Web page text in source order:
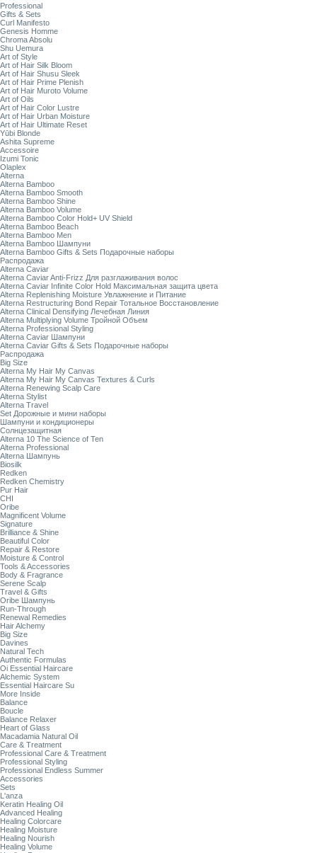
Professional
Gifts & Sets
Curl Manifesto
Genesis Homme
Chroma Absolu
Shu Uemura
Art of Style
Art of Hair Silk Bloom
Art of Hair Shusu Sleek
Art of Hair Prime Plenish
Art of Hair Muroto Volume
Art of Oils
Art of Hair Color Lustre
Art of Hair Urban Moisture
Art of Hair Ultimate Reset
Yūbi Blonde
Ashita Supreme
Accessoire
Izumi Tonic
Olaplex
Alterna
Alterna Bamboo
Alterna Bamboo Smooth
Alterna Bamboo Shine
Alterna Bamboo Volume
Alterna Bamboo Color Hold+ UV Shield
Alterna Bamboo Beach
Alterna Bamboo Men
Alterna Bamboo Шампуни
Alterna Bamboo Gifts & Sets Подарочные наборы
Распродажа
Alterna Caviar
Alterna Caviar Anti-Frizz Для разглаживания волос
Alterna Caviar Infinite Color Hold Максимальная защита цвета
Alterna Replenishing Moisture Увлажнение и Питание
Alterna Restructuring Bond Repair Тотальное Восстановление
Alterna Clinical Densifying Лечебная Линия
Alterna Multiplying Volume Тройной Объем
Alterna Professional Styling
Alterna Caviar Шампуни
Alterna Caviar Gifts & Sets Подарочные наборы
Распродажа
Big Size
Alterna My Hair My Canvas
Alterna My Hair My Canvas Textures & Curls
Alterna Renewing Scalp Care
Alterna Stylist
Alterna Travel
Set Дорожные и мини наборы
Шампуни и кондиционеры
Солнцезащитная
Alterna 10 The Science of Ten
Alterna Professional
Alterna Шампунь
Biosilk
Redken
Redken Chemistry
Pur Hair
CHI
Oribe
Magnificent Volume
Signature
Brilliance & Shine
Beautiful Color
Repair & Restore
Moisture & Control
Tools & Accessories
Body & Fragrance
Serene Scalp
Travel & Gifts
Oribe Шампунь
Run-Through
Renewal Remedies
Hair Alchemy
Big Size
Davines
Natural Tech
Authentic Formulas
Oi Essential Haircare
Alchemic System
Essential Haircare Su
More Inside
Balance
Boucle
Balance Relaxer
Heart of Glass
Macadamia Natural Oil
Care & Treatment
Professional Care & Treatment
Professional Styling
Professional Endless Summer
Accessories
Sets
L'anza
Keratin Healing Oil
Advanced Healing
Healing Colorcare
Healing Moisture
Healing Nourish
Healing Volume